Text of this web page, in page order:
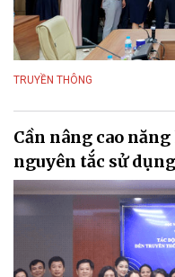
TRUYỀN THÔNG
Cần nâng cao
nguyên tắc sử